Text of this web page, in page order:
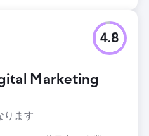
Marketing
ります
4.8